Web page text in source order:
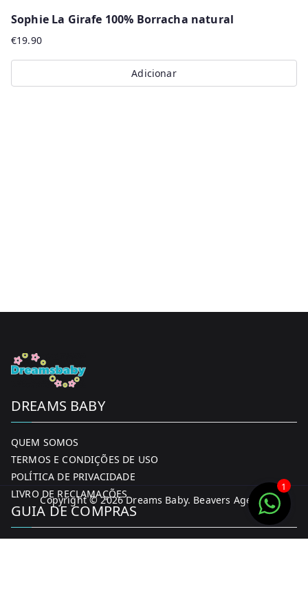
Sophie La Girafe 100% Borracha natural
€19.90
Adicionar
DREAMS BABY
QUEM SOMOS
TERMOS E CONDIÇÕES DE USO
POLÍTICA DE PRIVACIDADE
LIVRO DE RECLAMAÇÕES
GUIA DE COMPRAS
Copyright © 2026Dreams Baby. Beavers Agency
1